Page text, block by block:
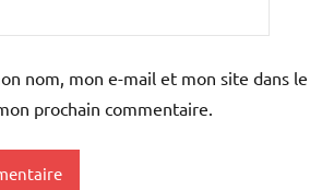
nom, mon e-mail et mon site dans le
prochain commentaire.